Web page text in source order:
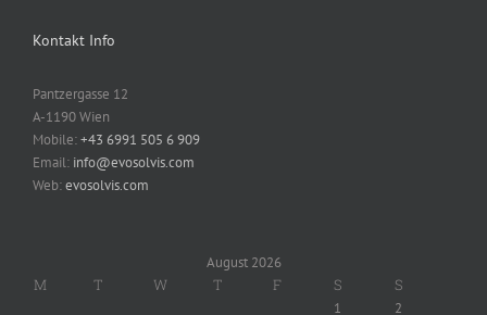
Kontakt Info
Pantzergasse 12
A-1190 Wien
Mobile:+43 6991 505 6 909
Email: info@evosolvis.com
Web:evosolvis.com
August 2026
M T W T F S S
1 2